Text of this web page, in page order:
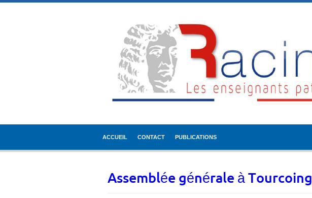
ACCUEIL CONTACT PUBLICATIONS
Assemblée générale à Tourcoing